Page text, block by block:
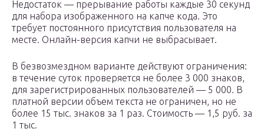
Недостаток — прерывание работы каждые 30 секунд
для набора изображенного на капче кода. Это
требует постоянного присутствия пользователя на
месте. Онлайн-версия капчи не выбрасывает.
В безвозмездном варианте действуют ограничения:
в течение суток проверяется не более 3 000 знаков,
для зарегистрированных пользователей — 5 000. В
платной версии объем текста не ограничен, но не
более 15 тыс. знаков за 1 раз. Стоимость — 1,5 руб. за
1 тыс.